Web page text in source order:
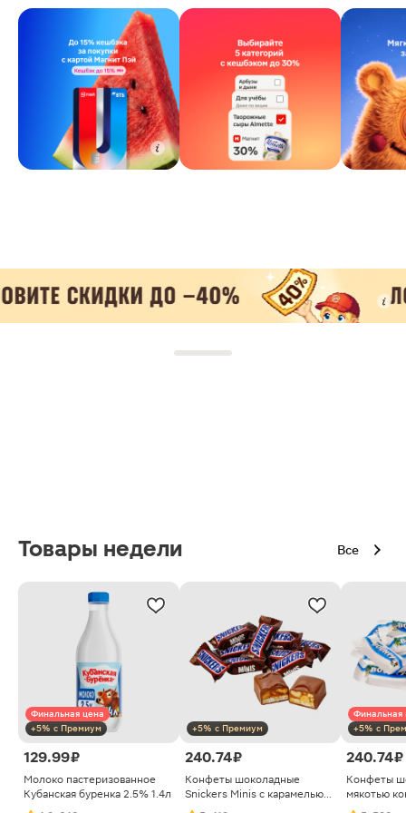
Товары недели Все
Финальная цена
+5% с Премиум
129.99 ₽
Молоко пастеризованное
Кубанская буренка 2.5% 1.4л
+5% с Премиум
240.74 ₽
Конфеты шоколадные
Snickers Minis с карамелью
арахисом и нугой
Финальная
+5% с
240.74 ₽
Конфеты
мякотью